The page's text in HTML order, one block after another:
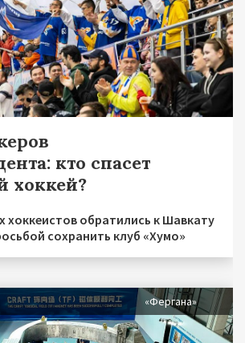
кто спасет
хоккей?
хоккеистов обратились к Шавкату
сохранить клуб «Хумо»
«Фергана»